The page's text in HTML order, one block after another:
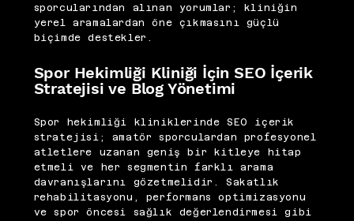
sporcularından alınan yorumlar; kliniğin
yerel aramalardan öne çıkmasını güçlü
biçimde destekler.
Spor Hekimliği Kliniği İçin SEO İçerik
Stratejisi ve Blog Yönetimi
Spor hekimliği kliniklerinde SEO içerik
stratejisi; amatör sporculardan profesyonel
atletlere uzanan geniş bir kitleye hitap
etmeli ve her segmentin farklı arama
davranışlarını gözetmelidir. Sakatlık
rehabilitasyonu, performans optimizasyonu
ve spor öncesi sağlık değerlendirmesi gibi